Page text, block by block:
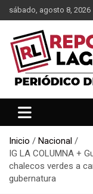
Saltar
al
contenido
sábado, agosto 8, 2026
Reporte
Inicio
Nacional
IG LA COLUMNA +
chalecos verdes a
gubernatura